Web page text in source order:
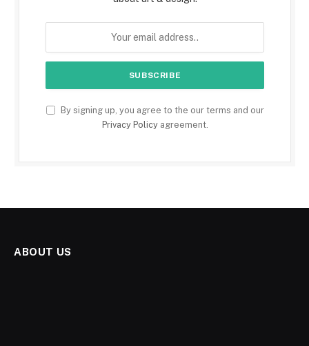
By signing up, you agree to the our terms and our
Privacy Policyagreement.
ABOUT US